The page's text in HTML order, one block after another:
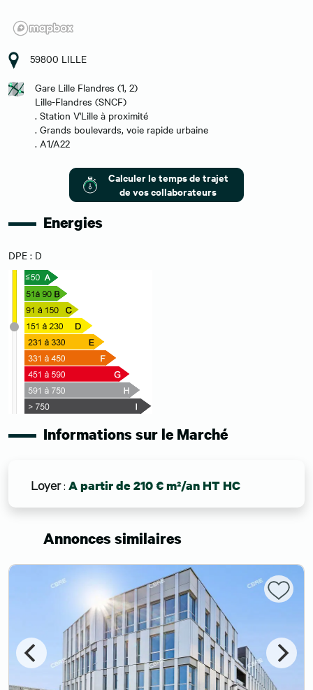
59800 LILLE
Gare Lille Flandres (1, 2)
Lille-Flandres (SNCF)
. Station V'Lille à proximité
. Grands boulevards, voie rapide urbaine
. A1/A22
Calculer le temps de trajet
de vos collaborateurs
Energies
DPE : D
Informations sur le Marché
Loyer: A partir de 210 € m²/an HT HC
Annonces similaires